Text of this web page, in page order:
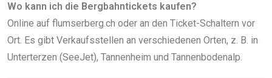
Wo kann ich die Bergbahntickets kaufen?
Online auf flumserberg.ch oder an den Ticket-Schaltern vor
Ort. Es gibt Verkaufsstellen an verschiedenen Orten, z. B. in
Unterterzen (SeeJet), Tannenheim und Tannenbodenalp.